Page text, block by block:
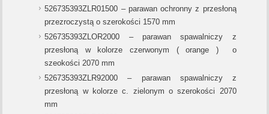
526735393ZLR01500 – parawan ochronny z przesłoną
przezroczystą o szerokości 1570 mm
526735393ZLOR2000 – parawan spawalniczy z
przesłoną w kolorze czerwonym ( orange ) o
szeokości 2070 mm
526735393ZLR92000 – parawan spawalniczy z
przesłoną w kolorze c. zielonym o szerokości 2070
mm